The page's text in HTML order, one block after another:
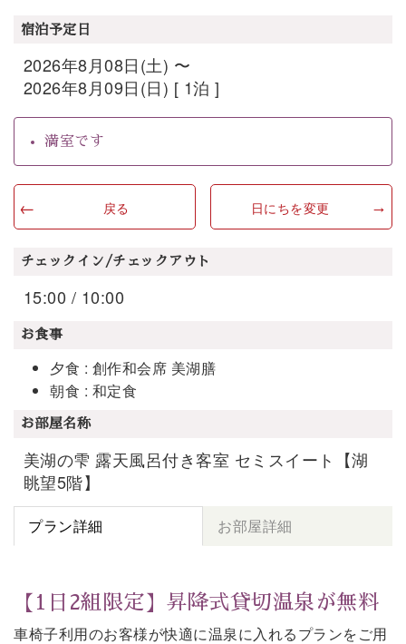
宿泊予定日
2026年8月08日(土) 〜
2026年8月09日(日) [ 1泊 ]
満室です
戻る 日にちを変更
チェックイン/チェックアウト
15:00 / 10:00
お食事
夕食 : 創作和会席 美湖膳
朝食 : 和定食
お部屋名称
美湖の雫 露天風呂付き客室 セミスイート【湖
眺望5階】
プラン詳細 お部屋詳細
【1日2組限定】昇降式貸切温泉が無料
車椅子利用のお客様が快適に温泉に入れるプランをご用